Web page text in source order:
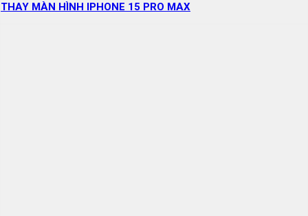
THAY MÀN HÌNH IPHONE 15 PRO MAX